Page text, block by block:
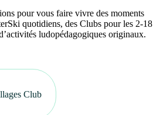
pour vous faire vivre des moments
quotidiens, des Clubs pour les 2-18
ludopédagogiques originaux.
Club